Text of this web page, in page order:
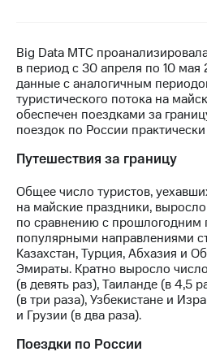
Новости
в
регионе
и акционерам
Корпоративное
управление
Корпоративный
секретарь
Раскрытие
информации
Информация
акционерам
Документы
ПАО
"МТС"
Собрания
акционеров
Big Data МТС
в период с 30 апреля по 10 мая
данные с аналогичным
туристического потока на
обеспечен поездками за
поездок по России
Путешествия за границу
Общее число туристов,
на майские праздники, выросло
по сравнению с
популярными направлениями
Казахстан, Турция, Абхазия и
Эмираты. Кратно выросло
(в девять раз), Таиланде (в 4,5
(в три раза), Узбекистане и
и Грузии (в два раза).
Поездки по России